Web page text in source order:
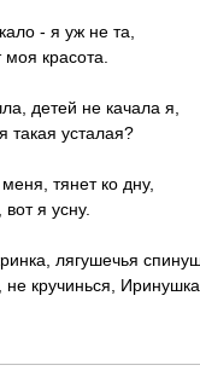
- я уж не та,
красота.
детей не качала я,
такая усталая?
тянет ко дну,
я усну.
лягушечья
кручинься,